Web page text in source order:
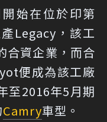
始在位於印第
Legacy，該工
資企業，而合
便成為該工廠
至2016年5月期
Camry車型。